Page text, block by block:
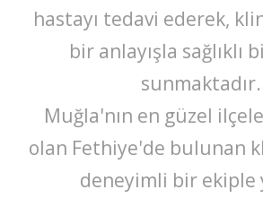
hastayı tedavi ederek,
bir anlayışla sağlıklı
sunmaktadır.
Muğla'nın en güzel
olan Fethiye'de bulunan
deneyimli bir ekiple